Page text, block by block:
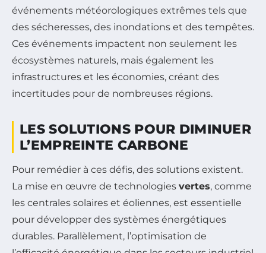
événements météorologiques extrêmes tels que
des sécheresses, des inondations et des tempêtes.
Ces événements impactent non seulement les
écosystèmes naturels, mais également les
infrastructures et les économies, créant des
incertitudes pour de nombreuses régions.
LES SOLUTIONS POUR DIMINUER
L’EMPREINTE CARBONE
Pour remédier à ces défis, des solutions existent.
La mise en œuvre de technologies vertes, comme
les centrales solaires et éoliennes, est essentielle
pour développer des systèmes énergétiques
durables. Parallèlement, l’optimisation de